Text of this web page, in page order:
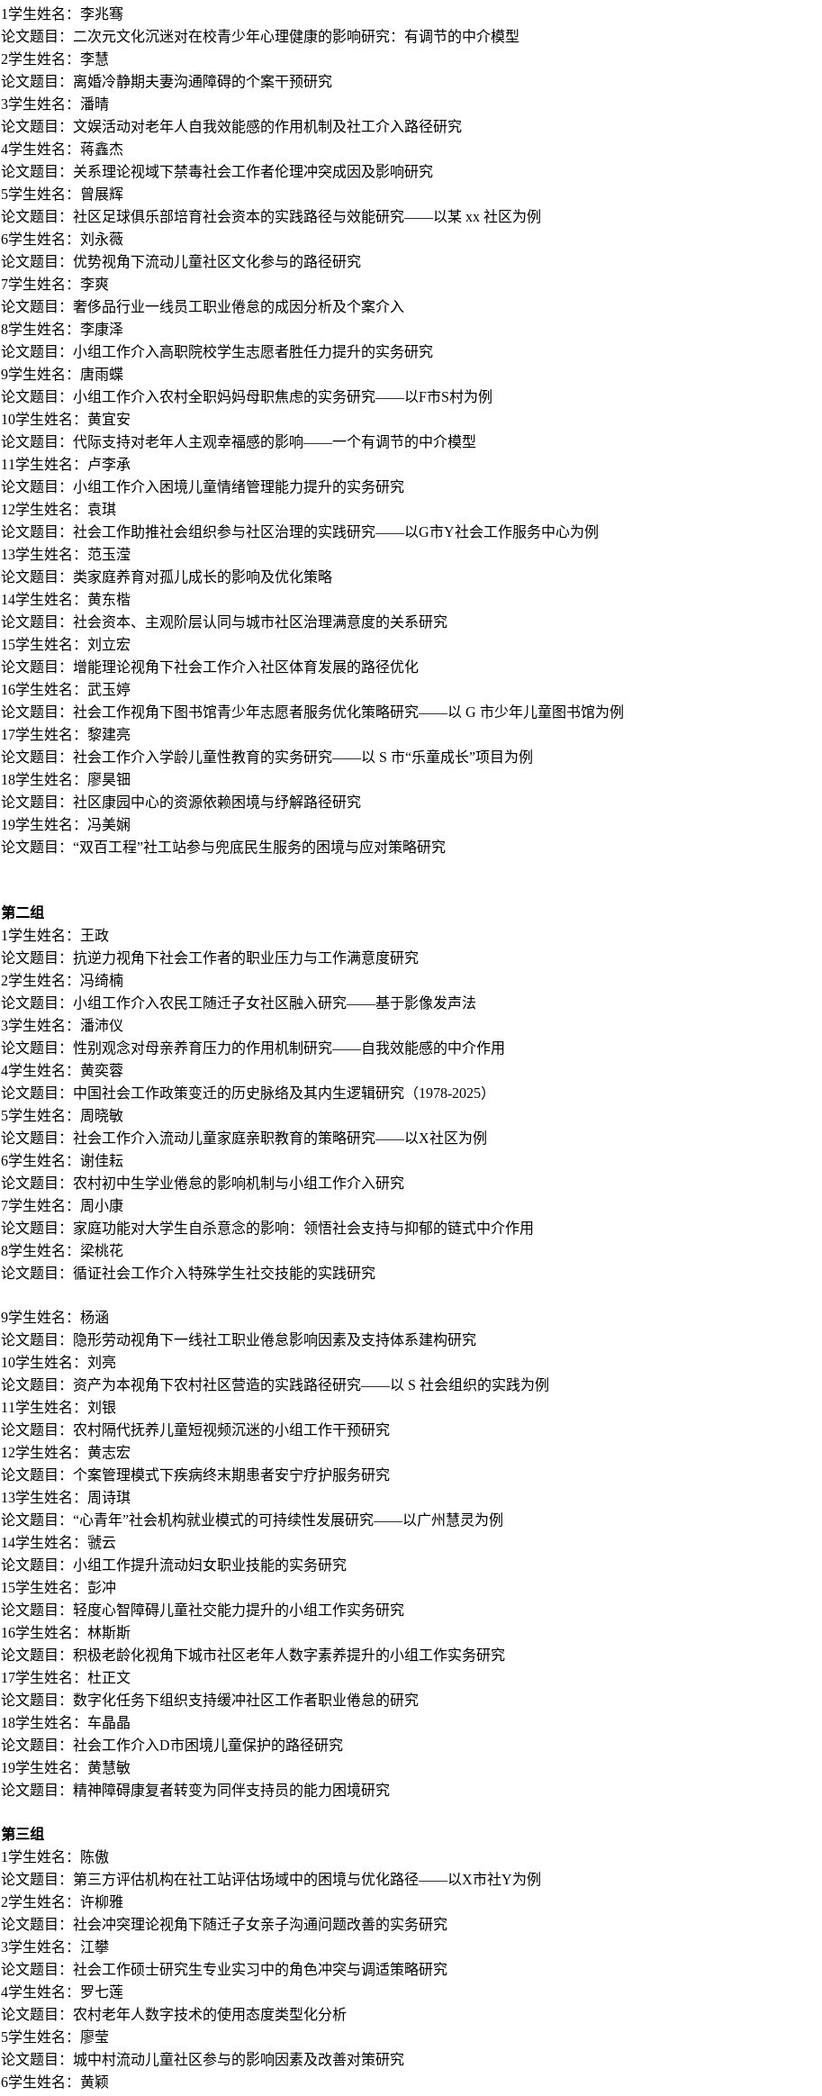
1学生姓名：李兆骞
论文题目：二次元文化沉迷对在校青少年心理健康的影响研究：有调节的中介模型
2学生姓名：李慧
论文题目：离婚冷静期夫妻沟通障碍的个案干预研究
3学生姓名：潘晴
论文题目：文娱活动对老年人自我效能感的作用机制及社工介入路径研究
4学生姓名：蒋鑫杰
论文题目：关系理论视域下禁毒社会工作者伦理冲突成因及影响研究
5学生姓名：曾展辉
论文题目：社区足球俱乐部培育社会资本的实践路径与效能研究——以某 xx 社区为例
6学生姓名：刘永薇
论文题目：优势视角下流动儿童社区文化参与的路径研究
7学生姓名：李爽
论文题目：奢侈品行业一线员工职业倦怠的成因分析及个案介入
8学生姓名：李康泽
论文题目：小组工作介入高职院校学生志愿者胜任力提升的实务研究
9学生姓名：唐雨蝶
论文题目： 小组工作介入农村全职妈妈母职焦虑的实务研究——以F市S村为例
10学生姓名：黄宜安
论文题目： 代际支持对老年人主观幸福感的影响——一个有调节的中介模型
11学生姓名：卢李承
论文题目：小组工作介入困境儿童情绪管理能力提升的实务研究
12学生姓名：袁琪
论文题目： 社会工作助推社会组织参与社区治理的实践研究——以G市Y社会工作服务中心为例
13学生姓名：范玉滢
论文题目：类家庭养育对孤儿成长的影响及优化策略
14学生姓名：黄东楷
论文题目：社会资本、主观阶层认同与城市社区治理满意度的关系研究
15学生姓名：刘立宏
论文题目：增能理论视角下社会工作介入社区体育发展的路径优化
16学生姓名：武玉婷
论文题目： 社会工作视角下图书馆青少年志愿者服务优化策略研究——以 G 市少年儿童图书馆为例
17学生姓名：黎建亮
论文题目： 社会工作介入学龄儿童性教育的实务研究——以 S 市“乐童成长”项目为例
18学生姓名：廖昊钿
论文题目：社区康园中心的资源依赖困境与纾解路径研究
19学生姓名：冯美娴
论文题目：“双百工程”社工站参与兜底民生服务的困境与应对策略研究
第二组
1学生姓名：王政
论文题目：抗逆力视角下社会工作者的职业压力与工作满意度研究
2学生姓名：冯绮楠
论文题目： 小组工作介入农民工随迁子女社区融入研究——基于影像发声法
3学生姓名：潘沛仪
论文题目： 性别观念对母亲养育压力的作用机制研究——自我效能感的中介作用
4学生姓名：黄奕蓉
论文题目： 中国社会工作政策变迁的历史脉络及其内生逻辑研究（1978-2025）
5学生姓名：周晓敏
论文题目： 社会工作介入流动儿童家庭亲职教育的策略研究——以X社区为例
6学生姓名：谢佳耘
论文题目：农村初中生学业倦怠的影响机制与小组工作介入研究
7学生姓名：周小康
论文题目：家庭功能对大学生自杀意念的影响：领悟社会支持与抑郁的链式中介作用
8学生姓名：梁桃花
论文题目：循证社会工作介入特殊学生社交技能的实践研究
9学生姓名：杨涵
论文题目：隐形劳动视角下一线社工职业倦怠影响因素及支持体系建构研究
10学生姓名：刘亮
论文题目： 资产为本视角下农村社区营造的实践路径研究——以 S 社会组织的实践为例
11学生姓名：刘银
论文题目：农村隔代抚养儿童短视频沉迷的小组工作干预研究
12学生姓名：黄志宏
论文题目：个案管理模式下疾病终末期患者安宁疗护服务研究
13学生姓名：周诗琪
论文题目：“心青年”社会机构就业模式的可持续性发展研究——以广州慧灵为例
14学生姓名：虢云
论文题目：小组工作提升流动妇女职业技能的实务研究
15学生姓名：彭冲
论文题目：轻度心智障碍儿童社交能力提升的小组工作实务研究
16学生姓名：林斯斯
论文题目：积极老龄化视角下城市社区老年人数字素养提升的小组工作实务研究
17学生姓名：杜正文
论文题目：数字化任务下组织支持缓冲社区工作者职业倦怠的研究
18学生姓名：车晶晶
论文题目： 社会工作介入D市困境儿童保护的路径研究
19学生姓名：黄慧敏
论文题目：精神障碍康复者转变为同伴支持员的能力困境研究
第三组
1学生姓名：陈傲
论文题目： 第三方评估机构在社工站评估场域中的困境与优化路径——以X市社Y为例
2学生姓名：许柳雅
论文题目：社会冲突理论视角下随迁子女亲子沟通问题改善的实务研究
3学生姓名：江攀
论文题目：社会工作硕士研究生专业实习中的角色冲突与调适策略研究
4学生姓名：罗七莲
论文题目：农村老年人数字技术的使用态度类型化分析
5学生姓名：廖莹
论文题目：城中村流动儿童社区参与的影响因素及改善对策研究
6学生姓名：黄颖